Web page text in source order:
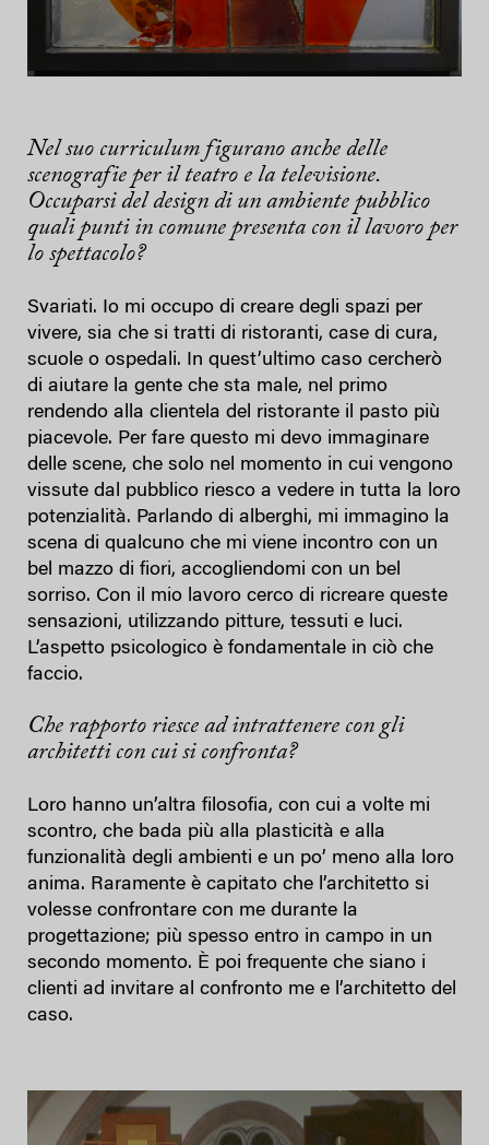
Nel suo curriculum figurano anche delle
scenografie per il teatro e la televisione.
Occuparsi del design di un ambiente pubblico
quali punti in comune presenta con il lavoro per
lo spettacolo?
Svariati. Io mi occupo di creare degli spazi per
vivere, sia che si tratti di ristoranti, case di cura,
scuole o ospedali. In quest’ultimo caso cercherò
di aiutare la gente che sta male, nel primo
rendendo alla clientela del ristorante il pasto più
piacevole. Per fare questo mi devo immaginare
delle scene, che solo nel momento in cui vengono
vissute dal pubblico riesco a vedere in tutta la loro
potenzialità. Parlando di alberghi, mi immagino la
scena di qualcuno che mi viene incontro con un
bel mazzo di fiori, accogliendomi con un bel
sorriso. Con il mio lavoro cerco di ricreare queste
sensazioni, utilizzando pitture, tessuti e luci.
L’aspetto psicologico è fondamentale in ciò che
faccio.
Che rapporto riesce ad intrattenere con gli
architetti con cui si confronta?
Loro hanno un’altra filosofia, con cui a volte mi
scontro, che bada più alla plasticità e alla
funzionalità degli ambienti e un po’ meno alla loro
anima. Raramente è capitato che l’architetto si
volesse confrontare con me durante la
progettazione; più spesso entro in campo in un
secondo momento. È poi frequente che siano i
clienti ad invitare al confronto me e l’architetto del
caso.